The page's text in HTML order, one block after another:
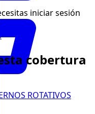
iniciar sesión
cobertura